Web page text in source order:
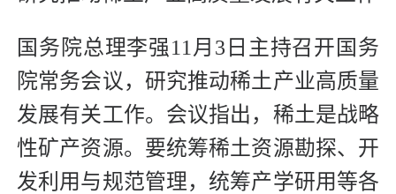
国务院总理李强11月3日主持召开国务
院常务会议，研究推动稀土产业高质量
发展有关工作。会议指出，稀土是战略
性矿产资源。要统筹稀土资源勘探、开
发利用与规范管理，统筹产学研用等各